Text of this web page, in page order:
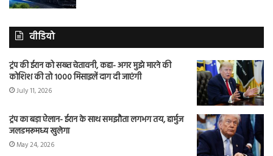
वीडियो
ट्रंप की ईरान को सख्त चेतावनी, कहा- अगर मुझे मारने की
कोशिश की तो 1000 मिसाइलें दाग दी जाएंगी
July 11, 2026
ट्रंप का बड़ा ऐलान- ईरान के साथ समझौता लगभग तय, हार्मुज
जलडमरूमध्य खुलेगा
May 24, 2026